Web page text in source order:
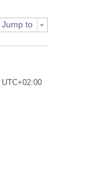
Jump to
UTC+02:00